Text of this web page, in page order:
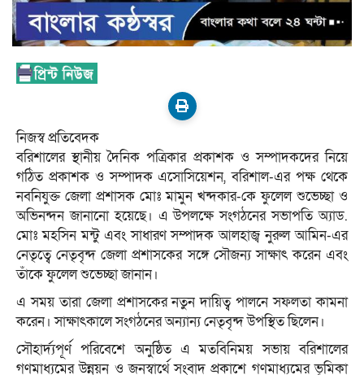
নিজস্ব প্রতিবেদক
বরিশালের স্থানীয় দৈনিক পত্রিকার প্রকাশক ও সম্পাদকদের নিয়ে
গঠিত প্রকাশক ও সম্পাদক এসোসিয়েশন, বরিশাল-এর পক্ষ থেকে
নবনিযুক্ত জেলা প্রশাসক মোঃ মামুন খন্দকার-কে ফুলেল শুভেচ্ছা ও
অভিনন্দন জানানো হয়েছে। এ উপলক্ষে সংগঠনের সভাপতি অ্যাড.
মোঃ মহসিন মন্টু এবং সাধারণ সম্পাদক আলহাজ্ব নুরুল আমিন-এর
নেতৃত্বে নেতৃবৃন্দ জেলা প্রশাসকের সঙ্গে সৌজন্য সাক্ষাৎ করেন এবং
তাঁকে ফুলেল শুভেচ্ছা জানান।
এ সময় তারা জেলা প্রশাসকের নতুন দায়িত্ব পালনে সফলতা কামনা
করেন। সাক্ষাৎকালে সংগঠনের অন্যান্য নেতৃবৃন্দ উপস্থিত ছিলেন।
সৌহার্দ্যপূর্ণ পরিবেশে অনুষ্ঠিত এ মতবিনিময় সভায় বরিশালের
গণমাধ্যমের উন্নয়ন ও জনস্বার্থে সংবাদ প্রকাশে গণমাধ্যমের ভূমিকা